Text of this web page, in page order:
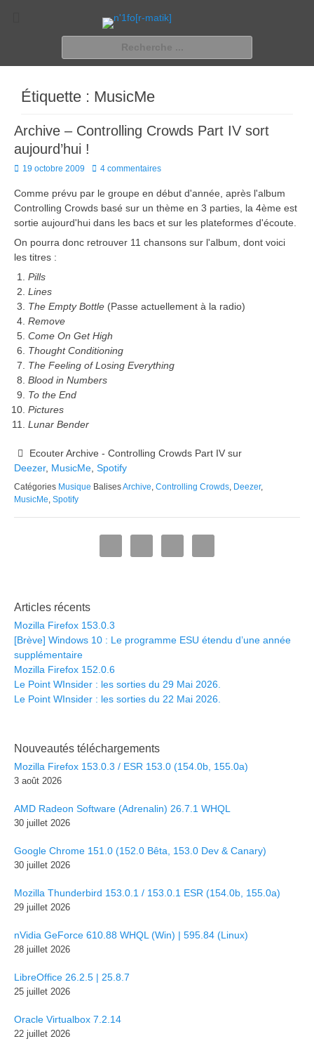
n'1fo[r-matik]
Pour les nymphos d'infos en info…
Étiquette : MusicMe
Archive – Controlling Crowds Part IV sort
aujourd’hui !
Posted
19 octobre 2009 4 commentaires
Comme prévu par le groupe en début d'année, après l'album
Controlling Crowds basé sur un thème en 3 parties, la 4ème est
sortie aujourd'hui dans les bacs et sur les plateformes d'écoute.
On pourra donc retrouver 11 chansons sur l'album, dont voici
les titres :
Pills
Lines
The Empty Bottle (Passe actuellement à la radio)
Remove
Come On Get High
Thought Conditioning
The Feeling of Losing Everything
Blood in Numbers
To the End
Pictures
Lunar Bender
Ecouter Archive - Controlling Crowds Part IV sur
Deezer, MusicMe Spotify
Catégories Musique BalisesArchive, Controlling Crowds, Deezer,
MusicMe, Spotify
Articles récents
Mozilla Firefox 153.0.3
[Brève] Windows 10 : Le programme ESU étendu d’une année
supplémentaire
Mozilla Firefox 152.0.6
Le Point WInsider : les sorties du 29 Mai 2026.
Le Point WInsider : les sorties du 22 Mai 2026.
Nouveautés téléchargements
Mozilla Firefox 153.0.3 / ESR 153.0 (154.0b, 155.0a)
3 août 2026
AMD Radeon Software (Adrenalin) 26.7.1 WHQL
30 juillet 2026
Google Chrome 151.0 (152.0 Bêta, 153.0 Dev & Canary)
30 juillet 2026
Mozilla Thunderbird 153.0.1 / 153.0.1 ESR (154.0b, 155.0a)
29 juillet 2026
nVidia GeForce 610.88 WHQL (Win) | 595.84 (Linux)
28 juillet 2026
LibreOffice 26.2.5 | 25.8.7
25 juillet 2026
Oracle Virtualbox 7.2.14
22 juillet 2026